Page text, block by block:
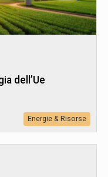
dell’Ue
Energie & Risorse